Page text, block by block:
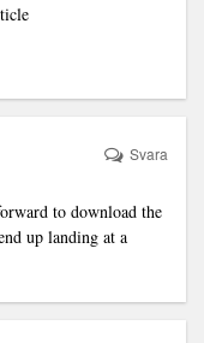
to download the
up landing at a
Svara